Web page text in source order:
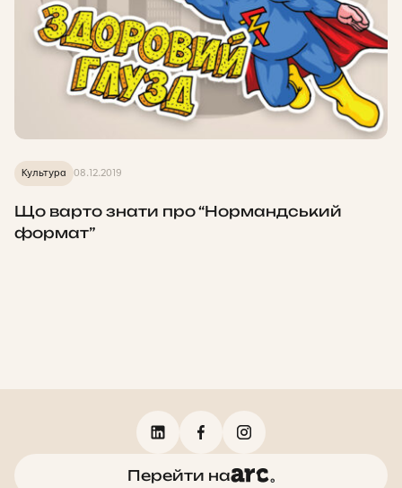
Культура 08.12.2019
Що варто знати про “Нормандський
формат”
Перейти на